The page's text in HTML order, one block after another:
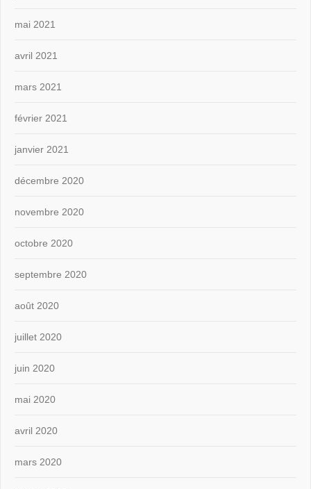
mai 2021
avril 2021
mars 2021
février 2021
janvier 2021
décembre 2020
novembre 2020
octobre 2020
septembre 2020
août 2020
juillet 2020
juin 2020
mai 2020
avril 2020
mars 2020